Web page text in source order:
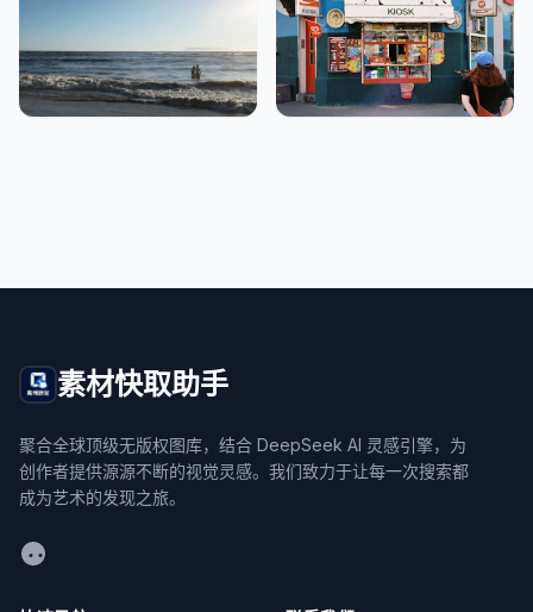
素材快取助手
聚合全球顶级无版权图库，结合 DeepSeek AI 灵感引擎，为
创作者提供源源不断的视觉灵感。我们致力于让每一次搜索都
成为艺术的发现之旅。
WeChat